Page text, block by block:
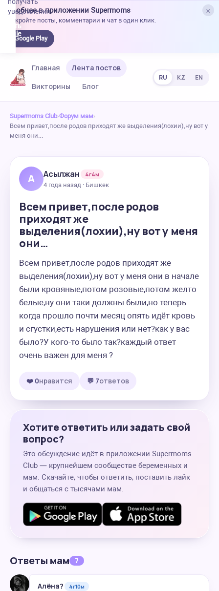
×
Удобнее в приложении Supermoms
Откройте посты, комментарии и чат в один клик.
Google Play
уведомления.
Главная
Лента постов
Викторины
Блог
RU KZ EN
Supermoms Club›Форум мам›
Всем привет,после родов приходят же выделения(лохии),ну вот у
меня они…
А Асылжан
4г4м
4 года назад · Бишкек
Всем привет,после родов
приходят же
выделения(лохии),ну вот у меня
они…
Всем привет,после родов приходят же
выделения(лохии),ну вот у меня они в начале
были кровяные,потом розовые,потом желто
белые,ну они таки должны были,но теперь
когда прошло почти месяц опять идёт кровь
и сгустки,есть нарушения или нет?как у вас
было?У кого-то было так?каждый ответ
очень важен для меня ?
❤️ 0нравится 💬 7ответов
Хотите ответить или задать свой
вопрос?
Это обсуждение идёт в приложении Supermoms
Club — крупнейшем сообществе беременных и
мам. Скачайте, чтобы ответить, поставить лайк
и общаться с тысячами мам.
Ответы мам 7
Алёна? 4г10м